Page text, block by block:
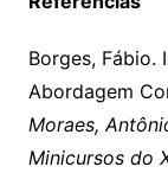
Borges, Fábio.
Abordagem
Moraes,
Minicursos do